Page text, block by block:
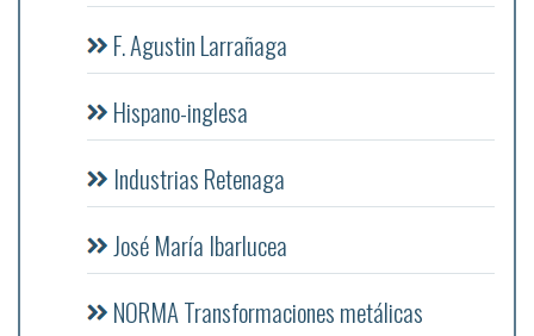
F. Agustin Larrañaga
Hispano-inglesa
Industrias Retenaga
José María Ibarlucea
NORMA Transformaciones metálicas